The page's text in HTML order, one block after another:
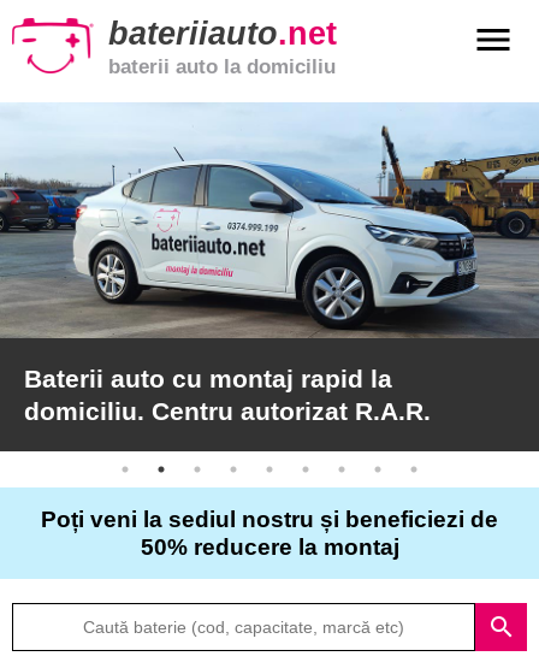
bateriiauto.net
baterii auto la domiciliu
menu
Baterii
moto
Baterii
de
camion
Articole
Despre
Baterii auto cu montaj rapid la
domiciliu. Centru autorizat R.A.R.
Poți veni la sediul nostru și beneficiezi de
50% reducere la montaj
search